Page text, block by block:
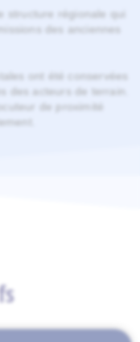
structure régionale qui
des anciennes
ont été conservées
des acteurs de terrain.
de proximité